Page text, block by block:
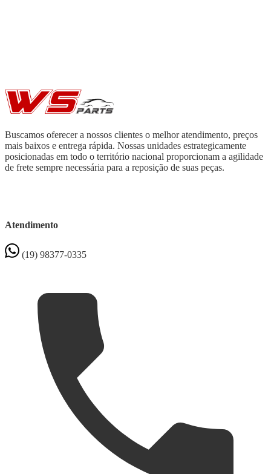
Buscamos oferecer a nossos clientes o melhor atendimento, preços
mais baixos e entrega rápida. Nossas unidades estrategicamente
posicionadas em todo o território nacional proporcionam a agilidade
de frete sempre necessária para a reposição de suas peças.
Atendimento
(19) 98377-0335